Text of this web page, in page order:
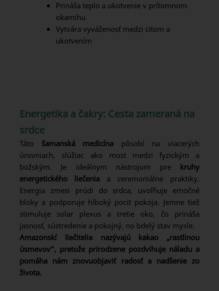
Prináša teplo a ukotvenie v prítomnom
okamihu
Vytvára vyváženosť medzi citom a
ukotvením
Energetika a čakry: Cesta zameraná na
srdce
Táto šamanská medicína pôsobí na viacerých
úrovniach, slúžiac ako most medzi fyzickým a
božským. Je ideálnym nástrojom pre
kruhy
energetického liečenia a ceremoniálne praktiky.
Energia zmesi prúdi do srdca, uvoľňuje emočné
bloky a podporuje hlboký pocit pokoja. Jemne tiež
stimuluje solar plexus a tretie oko, čo prináša
jasnosť, sústredenie a pokojný, no bdelý stav mysle.
Amazonskí liečitelia nazývajú kakao „rastlinou
úsmevov“, pretože prirodzene pozdvihuje náladu a
pomáha nám znovuobjaviť radosť a nadšenie zo
života.